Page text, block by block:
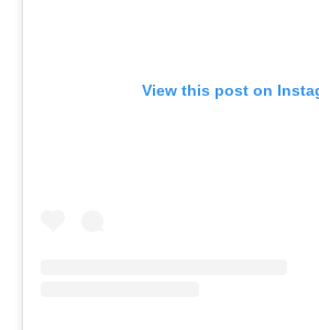
View this post on